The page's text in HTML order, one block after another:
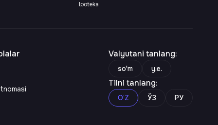
Ipoteka
Valyutani tanlang:
so'm y.e.
Tilni tanlang:
O‘Z ЎЗ РУ